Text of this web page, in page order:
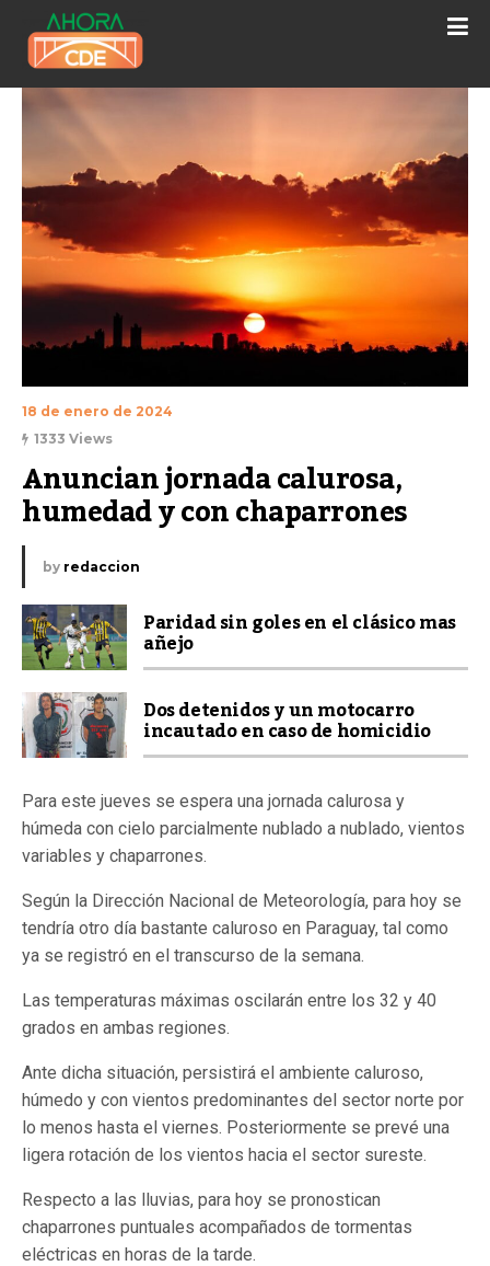
18 de enero de 2024
1333 Views
Anuncian jornada calurosa,
humedad y con chaparrones
by redaccion
Paridad sin goles en el clásico mas
añejo
Dos detenidos y un motocarro
incautado en caso de homicidio
Para este jueves se espera una jornada calurosa y
húmeda con cielo parcialmente nublado a nublado, vientos
variables y chaparrones.
Según la Dirección Nacional de Meteorología, para hoy se
tendría otro día bastante caluroso en Paraguay, tal como
ya se registró en el transcurso de la semana.
Las temperaturas máximas oscilarán entre los 32 y 40
grados en ambas regiones.
Ante dicha situación, persistirá el ambiente caluroso,
húmedo y con vientos predominantes del sector norte por
lo menos hasta el viernes. Posteriormente se prevé una
ligera rotación de los vientos hacia el sector sureste.
Respecto a las lluvias, para hoy se pronostican
chaparrones puntuales acompañados de tormentas
eléctricas en horas de la tarde.